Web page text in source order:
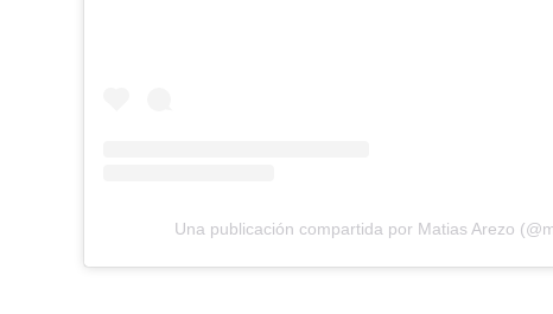
Una publicación compartida por Matias Arezo